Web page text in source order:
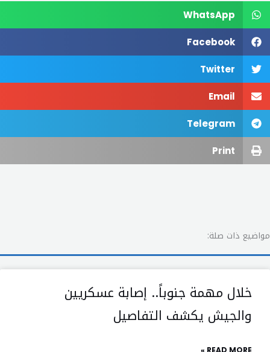
WhatsApp
Facebook
Twitter
Email
Telegram
Print
مواضيع ذات صلة:
خلال مهمة جنوباً.. إصابة عسكريين
والجيش يكشف التفاصيل
READ MORE »